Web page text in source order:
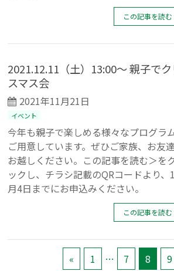
この記事を読む
2021.12.11（土）13:00～ 親子でク
スマス会
2021年11月21日
イベント
今年も親子で楽しめる様々なプログラ
ご用意しています。ぜひご家族、お友
お越しください。この記事を読む＞を
ックし、チラシ記載のQRコードより、
月4日までにお申込みください。
この記事を読む
« 1 … 7 8 9